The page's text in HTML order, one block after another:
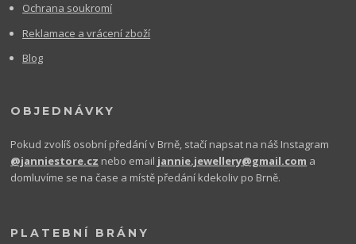
Ochrana soukromí
Reklamace a vrácení zboží
Blog
OBJEDNÁVKY
Pokud zvolíš osobní předání v Brně, stačí napsat na náš Instagram
@janniestore.cz nebo email jannie.jewellery@gmail.com a
domluvíme se na čase a místě předání kdekoliv po Brně.
PLATEBNÍ BRÁNY